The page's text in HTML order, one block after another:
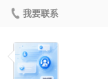
我要联系